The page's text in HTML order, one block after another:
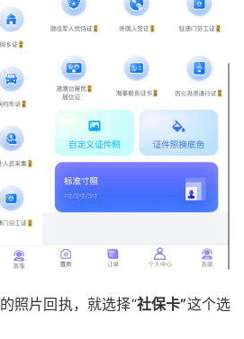
的照片回执，就选择“社保卡”这个选